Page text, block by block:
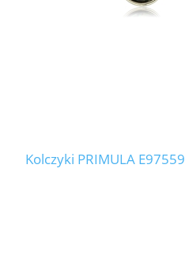
Kolczyki PRIMULA E97559